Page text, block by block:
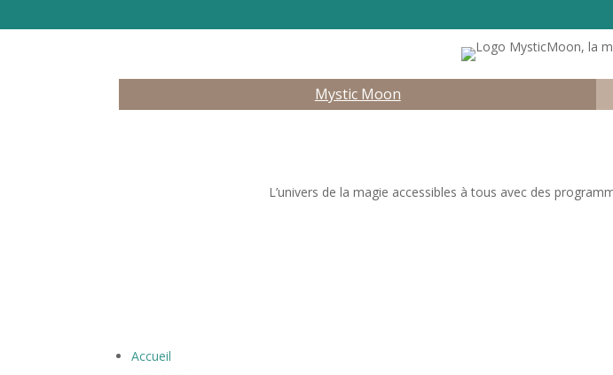
Mystic Moon
L’univers de la magie accessibles à tous avec des
Accueil